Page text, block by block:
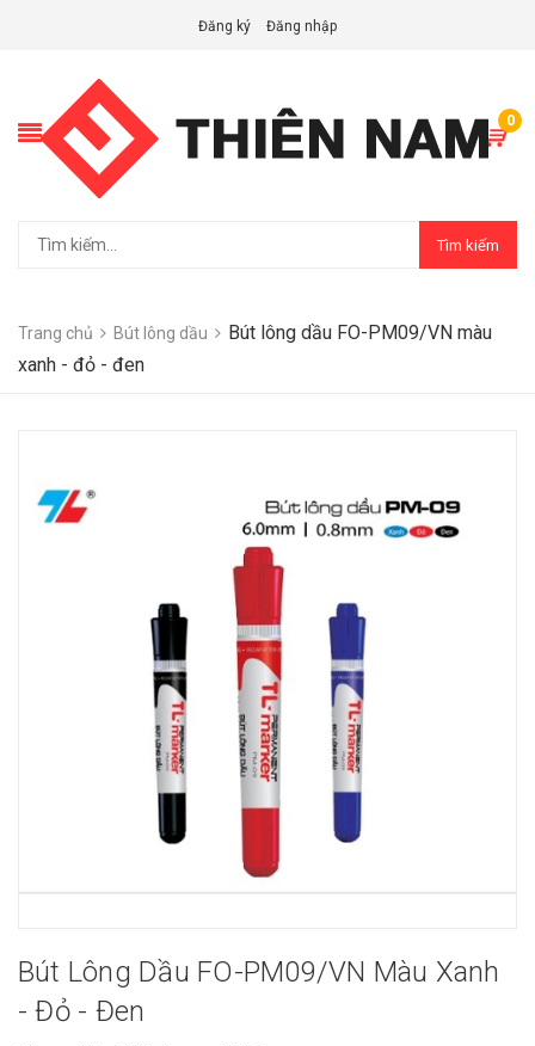
Đăng ký Đăng nhập
0
Tìm kiếm
Trang chủ Bút lông dầu
Bút lông dầu FO-PM09/VN màu
xanh - đỏ - đen
Bút Lông Dầu FO-PM09/VN Màu Xanh
- Đỏ - Đen